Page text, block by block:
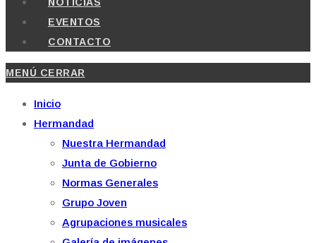
EVENTOS
CONTACTO
MENÚ CERRAR
Inicio
Hermandad
Nuestra Hermandad
Junta de Gobierno
Normas Generales
Grupo Joven
Agrupaciones musicales